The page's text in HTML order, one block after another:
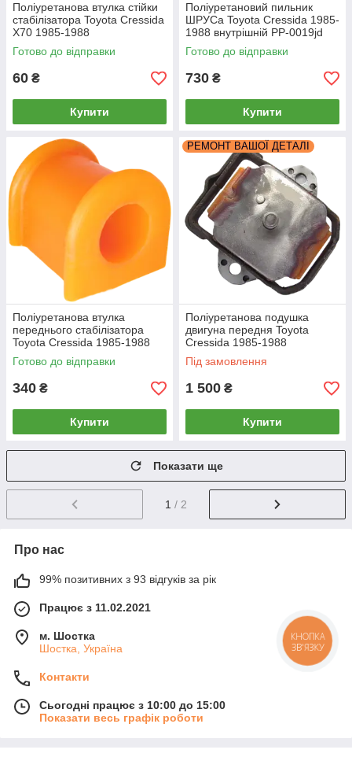
Поліуретанова втулка стійки
стабілізатора Toyota Cressida
X70 1985-1988
Готово до відправки
60 ₴
Купити
Поліуретановий пильник
ШРУСа Toyota Cressida 1985-
1988 внутрішній PP-0019jd
Готово до відправки
730 ₴
Купити
Поліуретанова втулка
переднього стабілізатора
Toyota Cressida 1985-1988
2.4L
Готово до відправки
340 ₴
Купити
РЕМОНТ ВАШОЇ ДЕТАЛІ
Поліуретанова подушка
двигуна передня Toyota
Cressida 1985-1988
РЕКОНСТРУКЦІЯ ВАШОЇ
Під замовлення
1 500 ₴
Купити
Показати ще
1 / 2
Про нас
99% позитивних з 93 відгуків за рік
Працює з 11.02.2021
м. Шостка
Шостка, Україна
Контакти
Сьогодні працює з 10:00 до 15:00
Показати весь графік роботи
КНОПКА
ЗВ'ЯЗКУ